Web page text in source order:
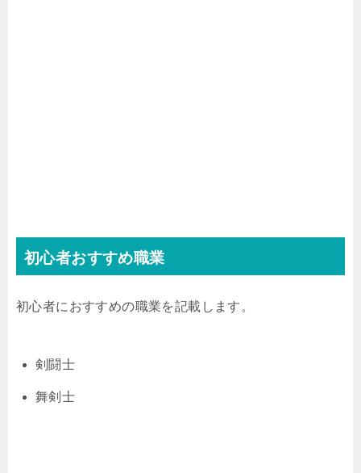
初心者おすすめ職業
初心者におすすめの職業を記載します。
剣闘士
舞剣士